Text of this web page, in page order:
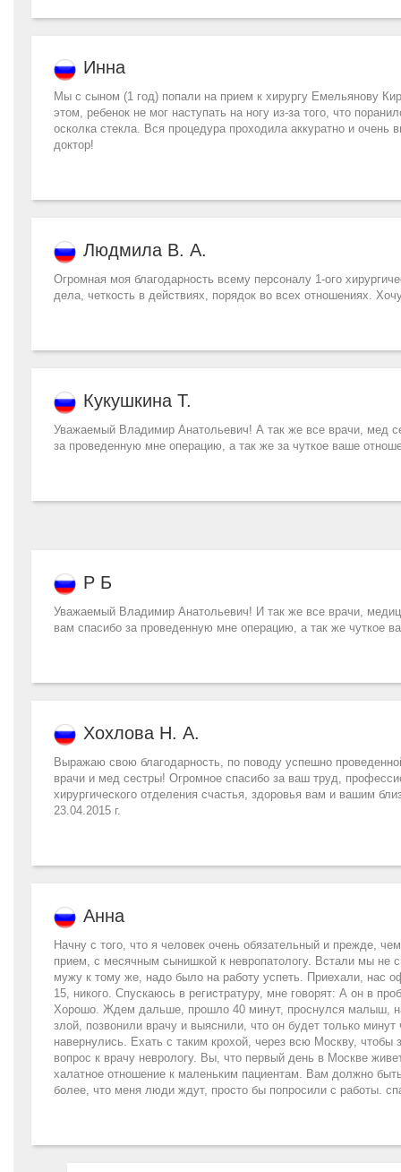
Инна
Мы с сыном (1 год) попали на прием к хирургу Емельянову
этом, ребенок не мог наступать на ногу из-за того, что
осколка стекла. Вся процедура проходила аккуратно и
доктор!
Людмила В. А.
Огромная моя благодарность всему персоналу 1-ого
дела, четкость в действиях, порядок во всех отношениях.
Кукушкина Т.
Уважаемый Владимир Анатольевич! А так же все врачи, мед
за проведенную мне операцию, а так же за чуткое ваше
Р Б
Уважаемый Владимир Анатольевич! И так же все врачи,
вам спасибо за проведенную мне операцию, а так же чуткое
Хохлова Н. А.
Выражаю свою благодарность, по поводу успешно
врачи и мед сестры! Огромное спасибо за ваш труд,
хирургического отделения счастья, здоровья вам и вашим
23.04.2015 г.
Анна
Начну с того, что я человек очень обязательный и прежде,
прием, с месячным сынишкой к невропатологу. Встали мы не
мужу к тому же, надо было на работу успеть. Приехали, нас
15, никого. Спускаюсь в регистратуру, мне говорят: А он в
Хорошо. Ждем дальше, прошло 40 минут, проснулся малыш,
злой, позвонили врачу и выяснили, что он будет только
навернулись. Ехать с таким крохой, через всю Москву,
вопрос к врачу неврологу. Вы, что первый день в Москве
халатное отношение к маленьким пациентам. Вам должно
более, что меня люди ждут, просто бы попросили с работы.